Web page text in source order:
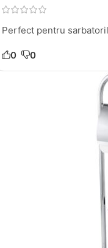
Perfect pentru
0 0